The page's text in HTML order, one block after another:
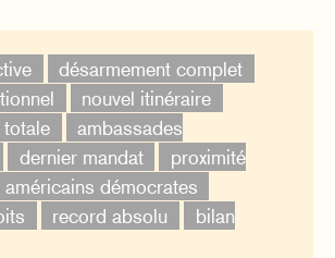
désarmement complet
nouvel itinéraire
ambassades
dernier mandat
proximité
américains démocrates
record absolu
bilan